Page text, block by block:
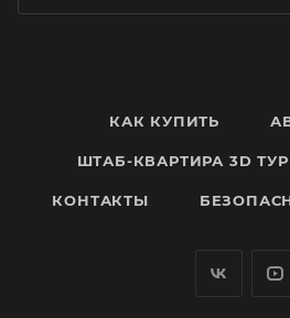
КАК КУПИТЬ
ШТАБ-КВАРТИРА 3D ТУР
КОНТАКТЫ